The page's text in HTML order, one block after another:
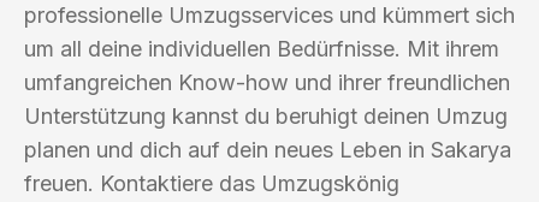
professionelle Umzugsservices und kümmert sich
um all deine individuellen Bedürfnisse. Mit ihrem
umfangreichen Know-how und ihrer freundlichen
Unterstützung kannst du beruhigt deinen Umzug
planen und dich auf dein neues Leben in Sakarya
freuen. Kontaktiere das Umzugskönig